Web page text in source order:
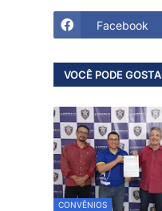
Facebook
VOCÊ PODE
CONVÊNIOS